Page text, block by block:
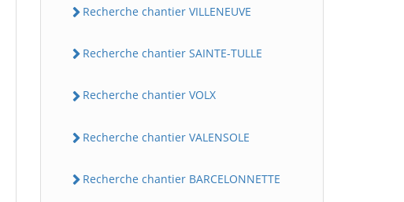
Recherche chantier VILLENEUVE
Recherche chantier SAINTE-TULLE
Recherche chantier VOLX
Recherche chantier VALENSOLE
Recherche chantier BARCELONNETTE